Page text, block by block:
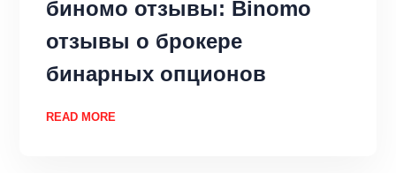
биномо отзывы: Binomo
отзывы о брокере
бинарных опционов
READ MORE